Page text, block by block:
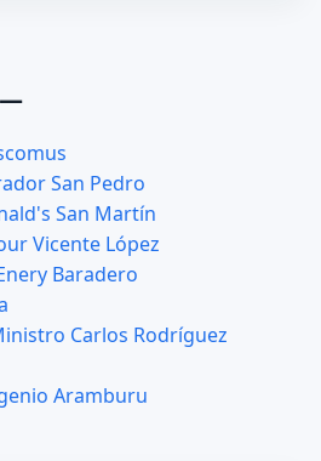
—
San Pedro
San Martín
Vicente López
Baradero
Carlos Rodríguez
Aramburu